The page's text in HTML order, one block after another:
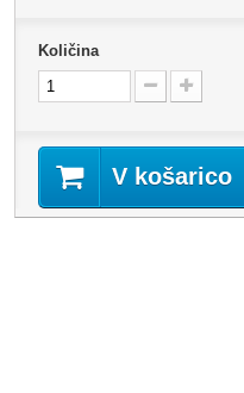
Količina
V košarico